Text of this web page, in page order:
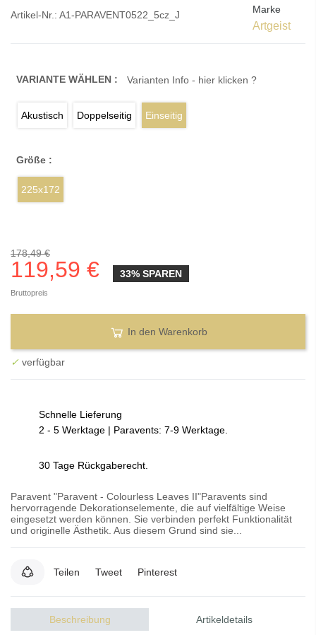
Artikel-Nr.: A1-PARAVENT0522_5cz_J Marke
Artgeist
VARIANTE WÄHLEN : Varianten Info - hier klicken ?
Akustisch Doppelseitig Einseitig
Größe :
225x172
178,49 €
119,59 € 33% SPAREN
Bruttopreis
In den Warenkorb
✓ verfügbar
Schnelle Lieferung
2 - 5 Werktage | Paravents: 7-9 Werktage.
30 Tage Rückgaberecht.
Paravent "Paravent - Colourless Leaves II"Paravents sind
hervorragende Dekorationselemente, die auf vielfältige Weise
eingesetzt werden können. Sie verbinden perfekt Funktionalität
und originelle Ästhetik. Aus diesem Grund sind sie...
Teilen Tweet Pinterest
Beschreibung
Artikeldetails